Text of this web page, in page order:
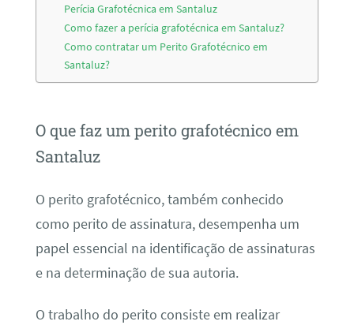
Perícia Grafotécnica em Santaluz
Como fazer a perícia grafotécnica em Santaluz?
Como contratar um Perito Grafotécnico em
Santaluz?
O que faz um perito grafotécnico em
Santaluz
O perito grafotécnico, também conhecido
como perito de assinatura, desempenha um
papel essencial na identificação de assinaturas
e na determinação de sua autoria.
O trabalho do perito consiste em realizar